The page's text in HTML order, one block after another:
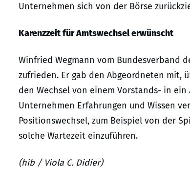
Unternehmen sich von der Börse
Karenzzeit für Amtswechsel erwünscht
Winfried Wegmann vom Bundesverband
zufrieden. Er gab den Abgeordneten mit,
den Wechsel von einem Vorstands- in
Unternehmen Erfahrungen und Wissen
Positionswechsel, zum Beispiel von der
solche Wartezeit einzuführen.
(hib / Viola C. Didier)